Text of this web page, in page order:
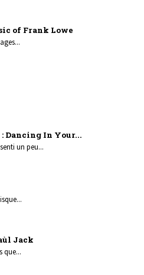
of Frank Lowe
Dancing In Your...
un peu...
Jack
que...